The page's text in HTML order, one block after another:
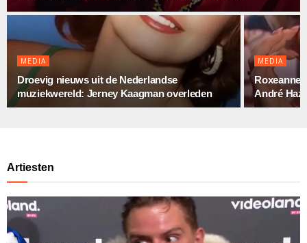
MEDIA
Droevig nieuws uit de Nederlandse
muziekwereld: Jerney Kaagman overleden
MEDIA
Roxeanne
André
Artiesten